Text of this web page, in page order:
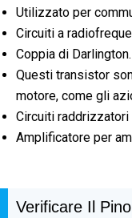
Utilizzato per
Circuiti a
Coppia di Darlington.
Questi transistor
motore, come gli
Circuiti raddrizzatori
Amplificatore per
Verificare Il